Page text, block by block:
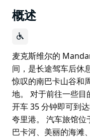
概述
麦克斯维尔的
间，是长途驾车后休
惊叹的南巴卡山谷和
地。 对于前往一些目
开车 35 分钟即可到
夸里港。 汽车旅馆
巴卡河、美丽的海滩